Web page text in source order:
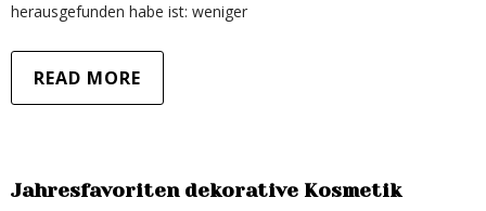
herausgefunden habe ist: weniger
READ MORE
Jahresfavoriten dekorative Kosmetik